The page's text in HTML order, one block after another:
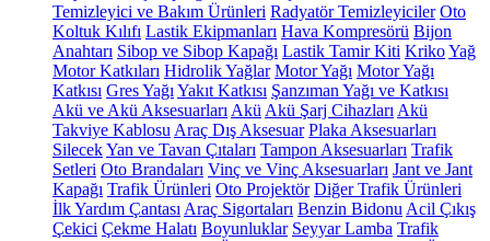
Temizleyici ve Bakım Ürünleri Radyatör Temizleyiciler Oto
Koltuk Kılıfı Lastik Ekipmanları Hava Kompresörü Bijon
Anahtarı Sibop ve Sibop Kapağı Lastik Tamir Kiti KrikoYağ
Motor Katkıları Hidrolik Yağlar Motor Yağı Motor Yağı
Katkısı Gres Yağı Yakıt Katkısı Şanzıman Yağı ve Katkısı
Akü ve Akü Aksesuarları Akü Akü Şarj Cihazları Akü
Takviye Kablosu Araç Dış Aksesuar Plaka Aksesuarları
SilecekYan ve Tavan Çıtaları Tampon Aksesuarları Trafik
Setleri Oto Brandaları Vinç ve Vinç Aksesuarları Jant ve Jant
Kapağı Trafik Ürünleri Oto Projektör Diğer Trafik Ürünleri
İlk Yardım Çantası Araç Sigortaları Benzin Bidonu Acil Çıkış
Çekici Çekme Halatı Boyunluklar Seyyar Lamba Trafik